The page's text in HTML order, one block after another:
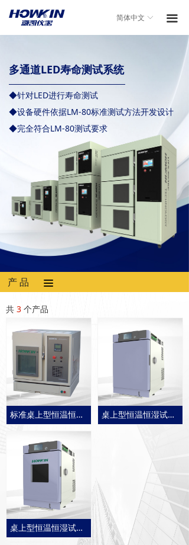
끀
ꀅ
简体中文
共 3 个产品
标准桌上型恒温恒湿试验机 桌上型恒温恒湿试验机(UHL-35）
桌上型恒温恒湿试验机(UHL-35C)
多通道LED寿命测试系统
◆针对LED进行寿命测试
◆设备硬件依据LM-80标准测试方法开发设计
◆完全符合LM-80测试要求
产 品 끀